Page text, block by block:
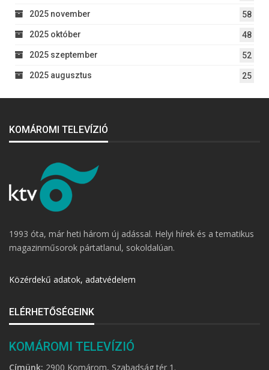
2025 november 58
2025 október 48
2025 szeptember 52
2025 augusztus 25
KOMÁROMI TELEVÍZIÓ
1993 óta, már heti három új adással. Helyi hírek és a tematikus
magazinműsorok pártatlanul, sokoldalúan.
Közérdekű adatok, adatvédelem
ELÉRHETŐSÉGEINK
KOMÁROMI TELEVÍZIÓ
Címünk: 2900 Komárom, Szabadság tér 1.